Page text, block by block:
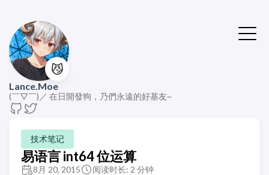
😼
Lance.Moe
(￣▽￣)／ 在日開發狗，乃們永遠的好基友~
技术笔记
易语言 int64 位运算
8月 20, 2015 阅读时长: 2 分钟